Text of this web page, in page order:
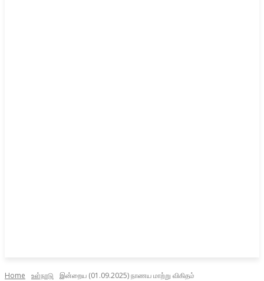
Home உள்நாடு இன்றைய (01.09.2025) நாணய மாற்று விகிதம்